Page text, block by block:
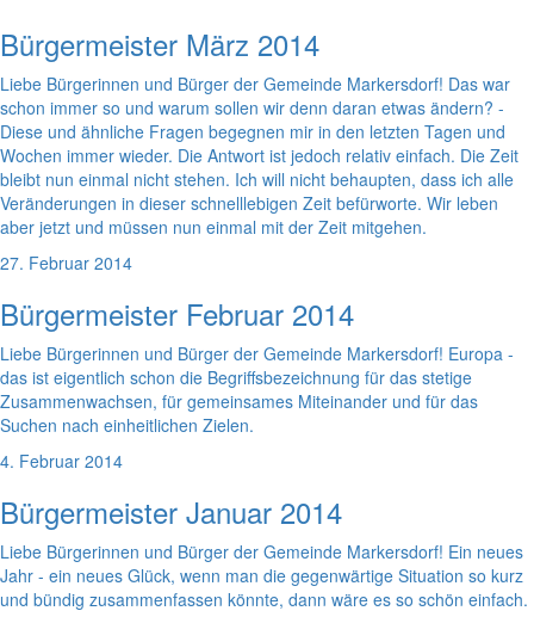
Bürgermeister März 2014
Liebe Bürgerinnen und Bürger der Gemeinde Markersdorf! Das war
schon immer so und warum sollen wir denn daran etwas ändern? -
Diese und ähnliche Fragen begegnen mir in den letzten Tagen und
Wochen immer wieder. Die Antwort ist jedoch relativ einfach. Die Zeit
bleibt nun einmal nicht stehen. Ich will nicht behaupten, dass ich alle
Veränderungen in dieser schnelllebigen Zeit befürworte. Wir leben
aber jetzt und müssen nun einmal mit der Zeit mitgehen.
27. Februar 2014
Bürgermeister Februar 2014
Liebe Bürgerinnen und Bürger der Gemeinde Markersdorf! Europa -
das ist eigentlich schon die Begriffsbezeichnung für das stetige
Zusammenwachsen, für gemeinsames Miteinander und für das
Suchen nach einheitlichen Zielen.
4. Februar 2014
Bürgermeister Januar 2014
Liebe Bürgerinnen und Bürger der Gemeinde Markersdorf! Ein neues
Jahr - ein neues Glück, wenn man die gegenwärtige Situation so kurz
und bündig zusammenfassen könnte, dann wäre es so schön einfach.